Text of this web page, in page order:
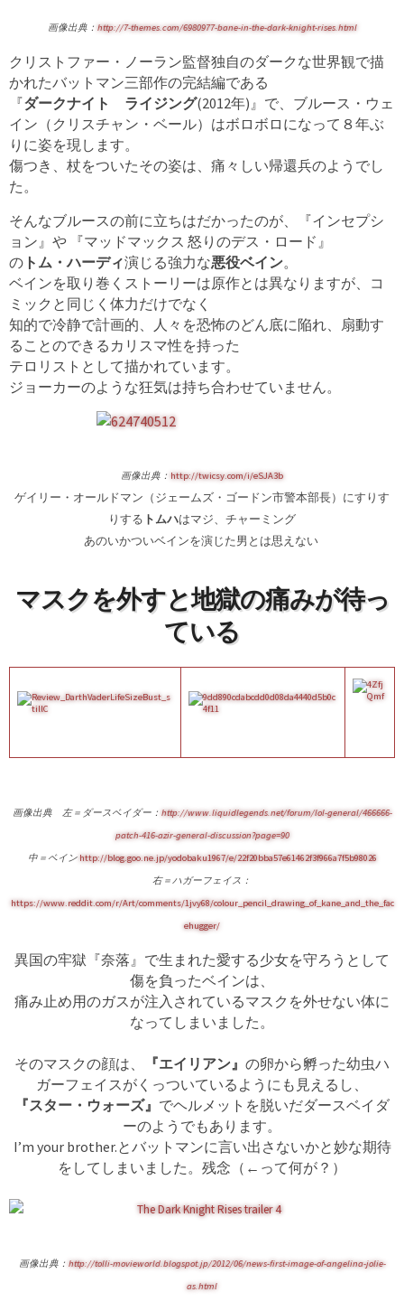
画像出典： http://7-themes.com/6980977-bane-in-the-dark-knight-rises.html
クリストファー・ノーラン監督独自のダークな世界観で描
かれたバットマン三部作の完結編である
『ダークナイト ライジング(2012年)』で、ブルース・ウェ
イン（クリスチャン・ベール）はボロボロになって８年ぶ
りに姿を現します。
傷つき、杖をついたその姿は、痛々しい帰還兵のようでし
た。
そんなブルースの前に立ちはだかったのが、『インセプシ
ョン』や 『マッドマックス 怒りのデス・ロード』
の トム・ハーディ演じる強力な悪役ベイン。
ベインを取り巻くストーリーは原作とは異なりますが、コ
ミックと同じく体力だけでなく
知的で冷静で計画的、人々を恐怖のどん底に陥れ、扇動す
ることのできるカリスマ性を持った
テロリストとして描かれています。
ジョーカーのような狂気は持ち合わせていません。
画像出典： http://twicsy.com/i/eSJA3b
ゲイリー・オールドマン（ジェームズ・ゴードン市警本部長）にすりす
りする トムハはマジ、チャーミング
あのいかついベインを演じた男とは思えない
マスクを外すと地獄の痛みが待っ
ている
画像出典 左＝ダースベイダー： http://www.liquidlegends.net/forum/lol-general/466666-
patch-416-azir-general-discussion?page=90
中＝ベインhttp://blog.goo.ne.jp/yodobaku1967/e/22f20bba57e61462f3f966a7f5b98026
右＝ハガーフェイス：
https://www.reddit.com/r/Art/comments/1jvy68/colour_pencil_drawing_of_kane_and_the_fac
ehugger/
異国の牢獄『奈落』で生まれた愛する少女を守ろうとして
傷を負ったベインは、
痛み止め用のガスが注入されているマスクを外せない体に
なってしまいました。
そのマスクの顔は、 『エイリアン』 の卵から孵った幼虫ハ
ガーフェイスがくっついているようにも見えるし、
『スター・ウォーズ』 でヘルメットを脱いだダースベイダ
ーのようでもあります。
I’m your brother.とバットマンに言い出さないかと妙な期待
をしてしまいました。残念（←って何が？）
画像出典： http://tolli-movieworld.blogspot.jp/2012/06/news-first-image-of-angelina-jolie-
as.html